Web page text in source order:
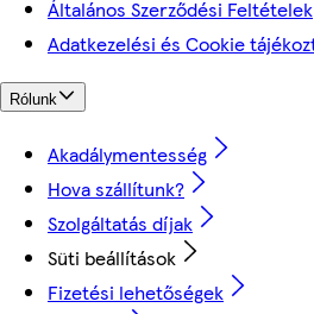
Általános Szerződési Feltételek
Adatkezelési és Cookie
Rólunk
Akadálymentesség
Hova szállítunk?
Szolgáltatás díjak
Süti beállítások
Fizetési lehetőségek